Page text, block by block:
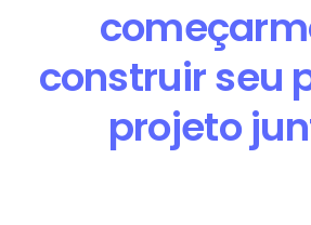
construir seu
projeto